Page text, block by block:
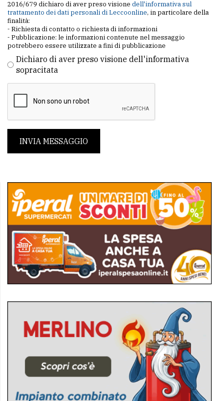
2016/679 dichiaro di aver preso visione dell'informativa sul
trattamento dei dati personali di Leccoonline, in particolare della
finalità:
- Richiesta di contatto o richiesta di informazioni
- Pubblicazione: le informazioni contenute nel messaggio
potrebbero essere utilizzate a fini di pubblicazione
Dichiaro di aver preso visione dell'informativa
sopracitata
INVIA MESSAGGIO